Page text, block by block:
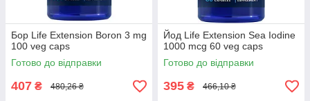
Бор Life Extension Boron 3 mg
100 veg caps
Готово до відправки
407 ₴ 480,26 ₴
Йод Life Extension Sea Iodine
1000 mcg 60 veg caps
Готово до відправки
395 ₴ 466,10 ₴